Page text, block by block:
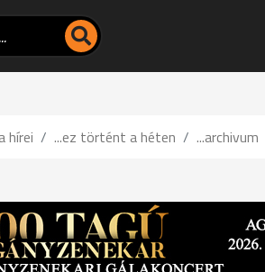
hírei ...ez történt a héten ...archivum